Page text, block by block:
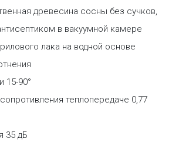
древесина сосны без сучков,
в вакуумной камере
лака на водной основе
15-90°
теплопередаче 0,77
35 дБ